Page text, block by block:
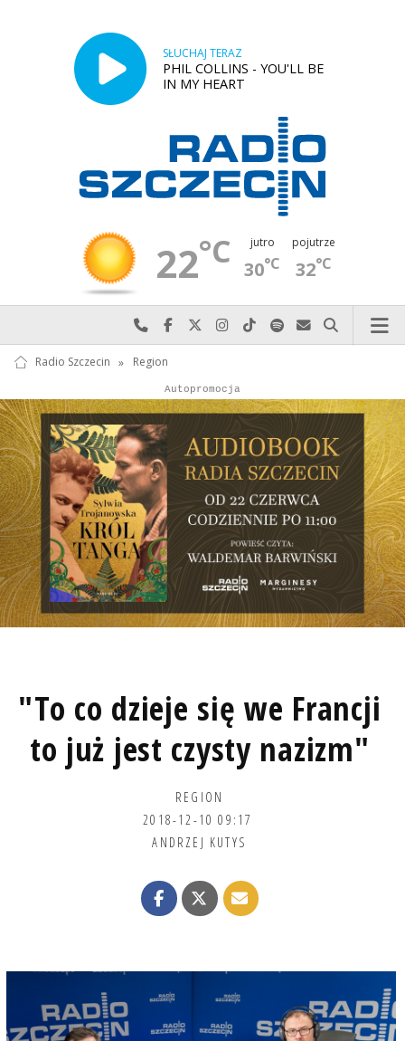
SŁUCHAJ TERAZ
PHIL COLLINS - YOU'LL BE
IN MY HEART
22°C jutro
30°C
pojutrze
32°C
Najlepiej po prostu do nas zadzwoń
Odwiedź nas na Facebook-u
Odwiedź nas na X
Odwiedź nas na Instagram-ie
Odwiedź nas na TikTok-u
Szukaj nas na Spotify
Wyślij do nas
Szukaj
Radio Szczecin » Region
Autopromocja
Autopromocja
Reklama
"To co dzieje się we Francji
to już jest czysty nazizm"
REGION
2018-12-10 09:17
ANDRZEJ KUTYS